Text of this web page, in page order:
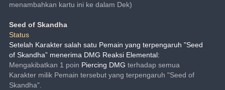
menambahkan kartu ini ke dalam Dek)
Seed of Skandha
Status
Setelah Karakter salah satu Pemain yang terpengaruh "Seed
of Skandha” menerima DMG Reaksi Elemental:
Mengakibatkan 1 poin Piercing DMG terhadap semua
Karakter milik Pemain tersebut yang terpengaruh "Seed of
Skandha".